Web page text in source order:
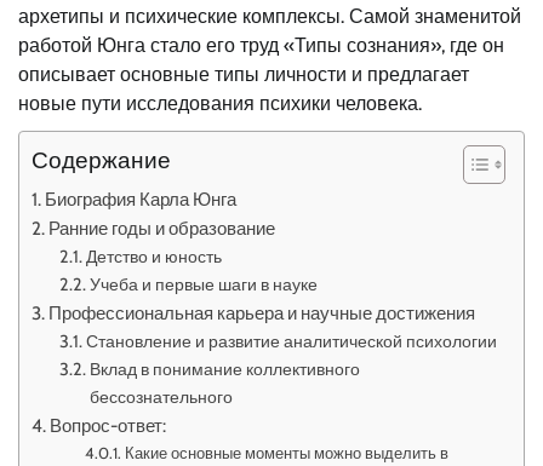
архетипы и психические комплексы. Самой знаменитой
работой Юнга стало его труд «Типы сознания», где он
описывает основные типы личности и предлагает
новые пути исследования психики человека.
Содержание
Биография Карла Юнга
Ранние годы и образование
Детство и юность
Учеба и первые шаги в науке
Профессиональная карьера и научные достижения
Становление и развитие аналитической психологии
Вклад в понимание коллективного
бессознательного
Вопрос-ответ:
Какие основные моменты можно выделить в